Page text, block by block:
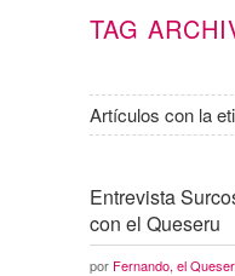
TAG
Artículos con la
Entrevista
con el Queseru
por Fernando, el